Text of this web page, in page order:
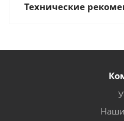
Технические